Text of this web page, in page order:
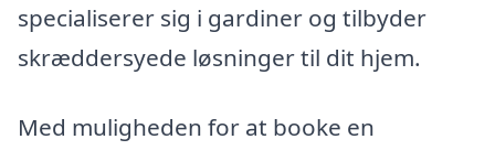
specialiserer sig i gardiner og tilbyder
skræddersyede løsninger til dit hjem.
Med muligheden for at booke en